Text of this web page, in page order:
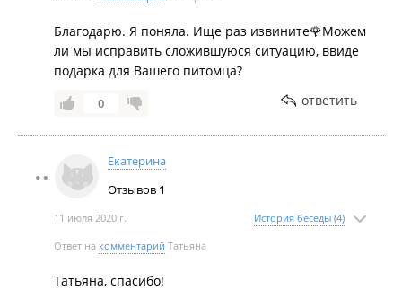
Благодарю. Я поняла. Ище раз извините🌹Можем
ли мы исправить сложившуюся ситуацию, ввиде
подарка для Вашего питомца?
0 ответить
Екатерина
Отзывов 1
11 июля 2020 г. История беседы (4)
Ответ на комментарий Татьяна
Татьяна, спасибо!